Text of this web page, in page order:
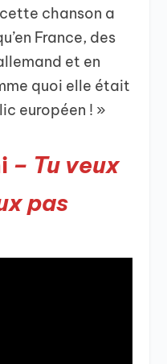
chanson a
France, des
et en
quoi elle était
européen ! »
– Tu veux
pas